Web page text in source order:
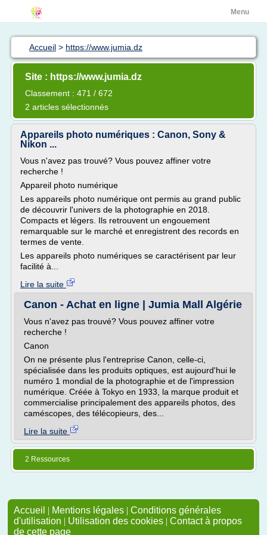
Menu
Accueil > https://www.jumia.dz
Site : https://www.jumia.dz
Classement : 471 / 672
2 articles sélectionnés
Appareils photo numériques : Canon, Sony &
Nikon ...
Vous n'avez pas trouvé? Vous pouvez affiner votre
recherche !
Appareil photo numérique
Les appareils photo numérique ont permis au grand public
de découvrir l'univers de la photographie en 2018.
Compacts et légers. Ils retrouvent un engouement
remarquable sur le marché et enregistrent des records en
termes de vente.
Les appareils photo numériques se caractérisent par leur
facilité à...
Lire la suite
Canon - Achat en ligne | Jumia Mall Algérie
Vous n'avez pas trouvé? Vous pouvez affiner votre
recherche !
Canon
On ne présente plus l'entreprise Canon, celle-ci,
spécialisée dans les produits optiques, est aujourd'hui le
numéro 1 mondial de la photographie et de l'impression
numérique. Créée à Tokyo en 1933, la marque produit et
commercialise principalement des appareils photos, des
caméscopes, des télécopieurs, des...
Lire la suite
2 Ressources
Accueil | Mentions légales | Conditions générales
d'utilisation | Utilisation des cookies | Contact à propos
de cette page